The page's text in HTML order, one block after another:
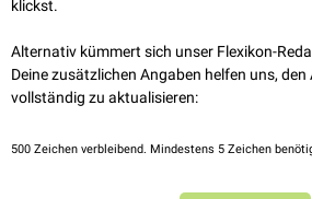
klickst.
Alternativ kümmert sich unser Flexikon-
Deine zusätzlichen Angaben helfen uns, den
vollständig zu aktualisieren:
500 Zeichen verbleibend. Mindestens 5 Zeichen